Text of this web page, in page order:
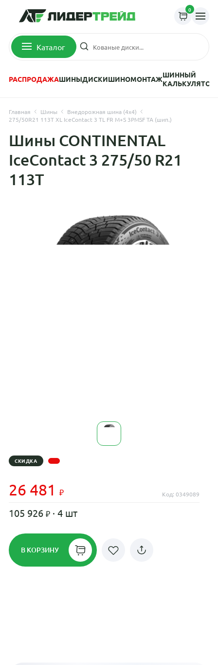
0
Каталог
РАСПРОДАЖАШИНЫДИСКИШИНОМОНТАЖШИННЫЙ
КАЛЬКУЛЯТОР
Главная Шины
Внедорожная шина (4х4)
275/50R21 113T XL IceContact 3 TL FR M+S 3PMSF TA (шип.)
Шины CONTINENTAL
IceContact 3 275/50 R21
113T
СКИДКА
26 481 Код: 0349089
105 926 · 4 шт
В КОРЗИНУ